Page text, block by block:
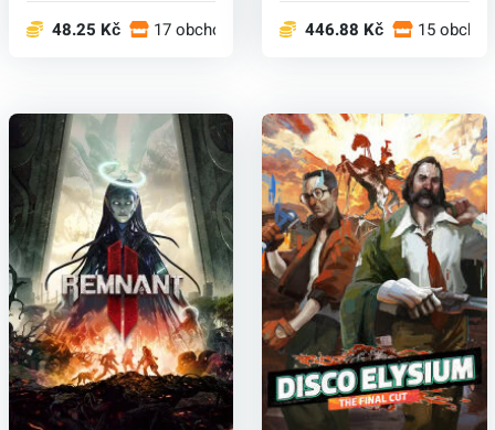
48.25 Kč 17 obchodech 446.88 Kč 15